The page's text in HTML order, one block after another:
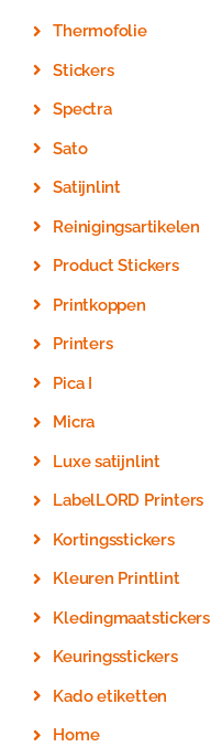
Thermofolie
Stickers
Spectra
Sato
Satijnlint
Reinigingsartikelen
Product Stickers
Printkoppen
Printers
Pica I
Micra
Luxe satijnlint
LabelLORD Printers
Kortingsstickers
Kleuren Printlint
Kledingmaatstickers
Keuringsstickers
Kado etiketten
Home